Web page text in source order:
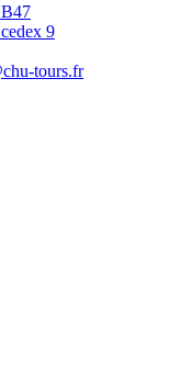
9
tours.fr